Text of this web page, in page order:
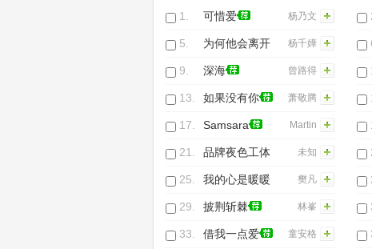
1. 可惜爱 杨乃文
5.
为何他会离开
你
杨千嬅
9. 深海 曾路得
13. 如果没有你 萧敬腾
17. Samsara
Martin
Tungevaag&Raaban
21.
品牌夜色工体
COCO急速
(73)
未知
25.
我的心是暖暖
的
樊凡
29. 披荆斩棘 林峯
33. 借我一点爱 童安格